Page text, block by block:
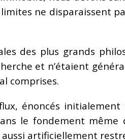
ne disparaissent
des plus grands
et n’étaient
comprises.
énoncés
le fondement même
artificiellement